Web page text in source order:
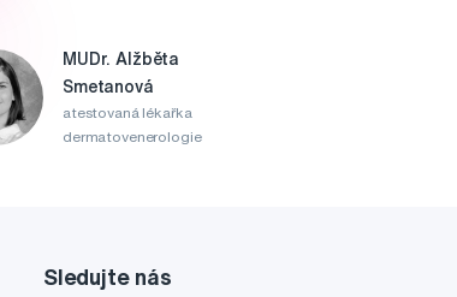
MUDr. Alžběta
Smetanová
atestovaná lékařka
dermatovenerologie
Sledujte nás